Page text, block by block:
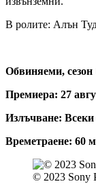
В ролите: Алън
Обвиняеми, сезон
Премиера: 27
Излъчване: Всеки
Времетраене: 60
© 2023 Sony